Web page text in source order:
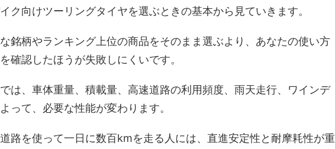
ク向けツーリングタイヤを選ぶときの基本から見ていきます。
銘柄やランキング上位の商品をそのまま選ぶより、あなたの使い方
確認したほうが失敗しにくいです。
は、車体重量、積載量、高速道路の利用頻度、雨天走行、ワインデ
って、必要な性能が変わります。
路を使って一日に数百kmを走る人には、直進安定性と耐摩耗性が重